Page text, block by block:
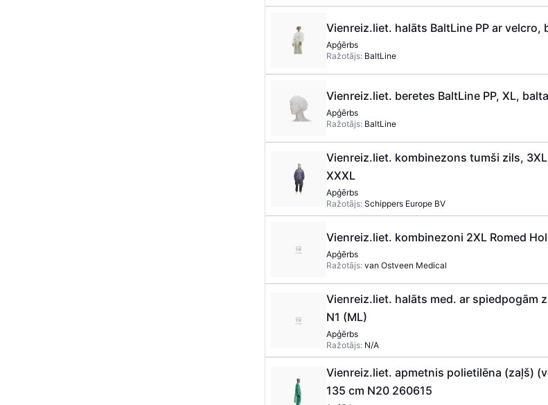
Vienreiz.liet. halāts BaltLine PP ar velcro,
Apģērbs
Ražotājs: BaltLine
Vienreiz.liet. beretes BaltLine PP, XL,
Apģērbs
Ražotājs: BaltLine
Vienreiz.liet. kombinezons tumši zils,
XXXL
Apģērbs
Ražotājs: Schippers Europe BV
Vienreiz.liet. kombinezoni 2XL Romed
Apģērbs
Ražotājs: van Ostveen Medical
Vienreiz.liet. halāts med. ar spiedpogām
N1 (ML)
Apģērbs
Ražotājs: N/A
Vienreiz.liet. apmetnis polietilēna (zaļš)
135 cm N20 260615